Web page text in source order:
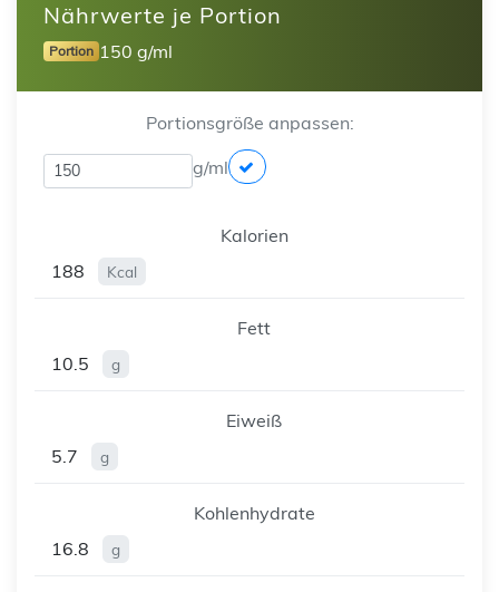
Nährwerte je Portion
Portion 150 g/ml
Portionsgröße anpassen:
g/ml
Kalorien
188
Kcal
Fett
10.5
g
Eiweiß
5.7
g
Kohlenhydrate
16.8
g